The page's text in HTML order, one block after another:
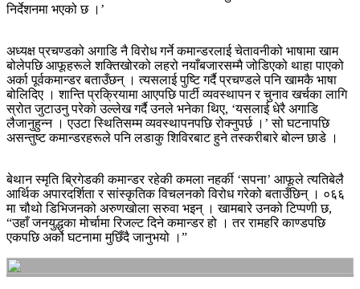
निर्देशनमा भएको छ ।’
अध्यक्ष प्रचण्डको अगाडि नै विरोध गर्ने कमान्डरलाई चेतावनीको भाषामा खाम
बोलेपछि आफूहरूले शक्तिखोरको लहरो नयाँबजारसम्मै जोडिएको थाहा पाएको
अर्का पूर्वकमान्डर बताउँछन् । त्यसलाई पुष्टि गर्दै प्रचण्डले पनि खामकै भाषा
बोलिदिए । शान्ति प्रक्रियामा आएपछि पार्टी व्यवस्थापन र चुनाव खर्चका लागि
स्रोत जुटाउनु परेको उल्लेख गर्दै उनले भनेका थिए, ‘यसलाई धेरै अगाडि
लैजानुहुन्‍न । एउटा स्थितिसम्म व्यवस्थापनपछि रोक्नुपर्छ ।’ सो घटनापछि
असन्तुष्ट कमान्डरहरूले पनि लडाकु शिविरबाट हुने तस्करीबारे बोल्न छाडे ।
बेथान स्मृति ब्रिगेडकी कमान्डर रहेकी कमला नहर्की ‘सपना’ आफूले त्यतिबेलै
आर्थिक अपारदर्शिता र सांस्कृतिक विचलनको विरोध गरेको बताउँछिन् । ०६६
मा चौथो डिभिजनको अरुणखोला सरुवा भइन् । खामबारे उनको टिप्पणी छ,
“उहाँ जनयुद्धका मोर्चामा रिजल्ट दिने कमान्डर हो । तर रामहरि काण्डपछि
एकपछि अर्को घटनामा मुछिँदै जानुभयो ।”